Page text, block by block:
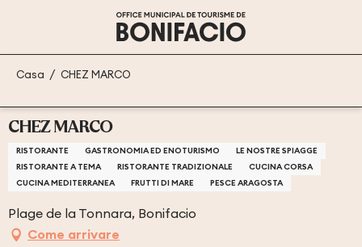
principal
Casa CHEZ MARCO
CHEZ MARCO
RISTORANTE GASTRONOMIA ED ENOTURISMO
LE NOSTRE SPIAGGE
RISTORANTE A TEMA
RISTORANTE TRADIZIONALE
CUCINA CORSA
CUCINA MEDITERRANEA
FRUTTI DI MARE PESCE ARAGOSTA
Plage de la Tonnara, Bonifacio
Come arrivare